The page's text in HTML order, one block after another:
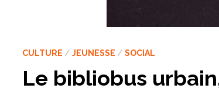
CULTURE /JEUNESSE /SOCIAL
Le bibliobus